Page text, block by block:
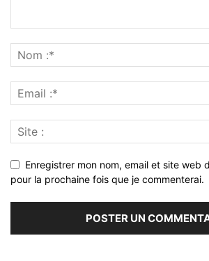
Enregistrer mon nom, email et site web
pour la prochaine fois que je commenterai.